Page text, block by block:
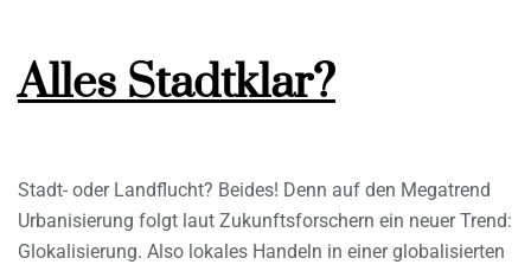
Alles Stadtklar?
Stadt- oder Landflucht? Beides! Denn auf den Megatrend
Urbanisierung folgt laut Zukunftsforschern ein neuer Trend:
Glokalisierung. Also lokales Handeln in einer globalisierten